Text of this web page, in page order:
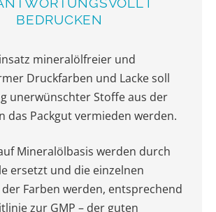
BEDRUCKEN
mineralölfreier und
Druckfarben und Lacke soll
unerwünschter Stoffe aus der
das Packgut vermieden werden.
Mineralölbasis werden durch
ersetzt und die einzelnen
Farben werden, entsprechend
zur GMP – der guten